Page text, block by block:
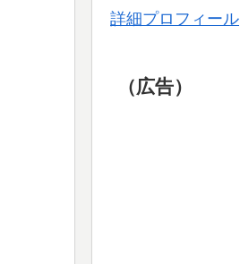
詳細プロフィール
（広告）